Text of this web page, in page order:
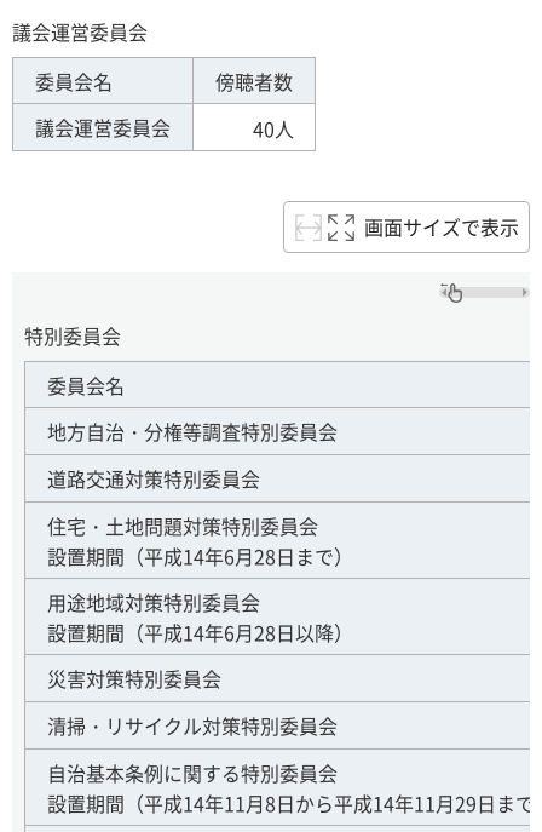
議会運営委員会
委員会名
傍聴者数
議会運営委員会
40人
画面サイズで表示
特別委員会
委員会名
地方自治・分権等調査特別委員会
道路交通対策特別委員会
住宅・土地問題対策特別委員会
設置期間（平成14年6月28日まで）
用途地域対策特別委員会
設置期間（平成14年6月28日以降）
災害対策特別委員会
清掃・リサイクル対策特別委員会
自治基本条例に関する特別委員会
設置期間（平成14年11月8日から平成14年11月29日まで